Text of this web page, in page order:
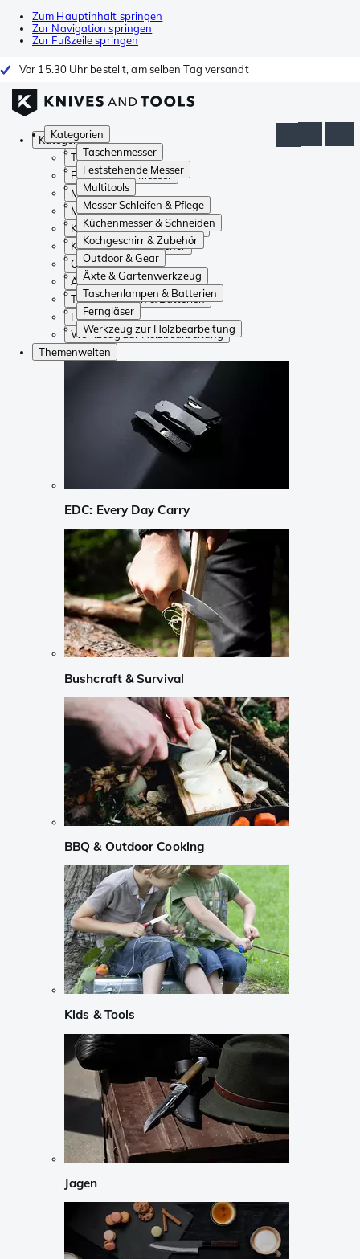
Zum Hauptinhalt springen
Zur Navigation springen
Zur Fußzeile springen
Vor 15.30 Uhr bestellt, am selben Tag versandt
Kategorien
Taschenmesser
Feststehende Messer
Multitools
Messer Schleifen & Pflege
Küchenmesser & Schneiden
Kochgeschirr & Zubehör
Outdoor & Gear
Äxte & Gartenwerkzeug
Taschenlampen & Batterien
Ferngläser
Werkzeug zur Holzbearbeitung
Kategorien
Taschenmesser
Feststehende Messer
Multitools
Messer Schleifen & Pflege
Küchenmesser & Schneiden
Kochgeschirr & Zubehör
Outdoor & Gear
Äxte & Gartenwerkzeug
Taschenlampen & Batterien
Ferngläser
Werkzeug zur Holzbearbeitung
Themenwelten
EDC: Every Day Carry
Bushcraft & Survival
BBQ & Outdoor Cooking
Kids & Tools
Jagen